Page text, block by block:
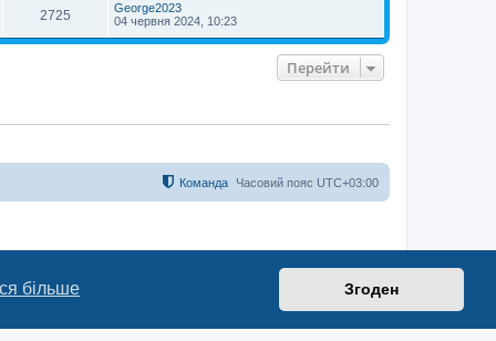
більше Згоден
2725
George2023
04 червня 2024, 10:23
Перейти
Часовий пояс UTC+03:00
Команда